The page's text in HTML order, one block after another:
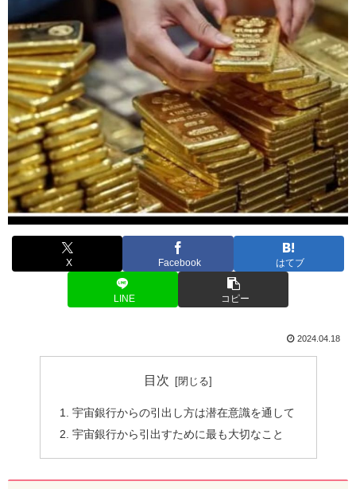
X Facebook はてブ
LINE コピー
2024.04.18
目次
宇宙銀行からの引出し方は潜在意識を通して
宇宙銀行から引出すために最も大切なこと